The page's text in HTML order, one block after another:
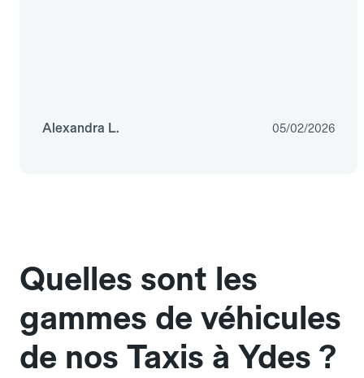
Alexandra L. 05/02/2026
Quelles sont les
gammes de véhicules
de nos Taxis à Ydes ?